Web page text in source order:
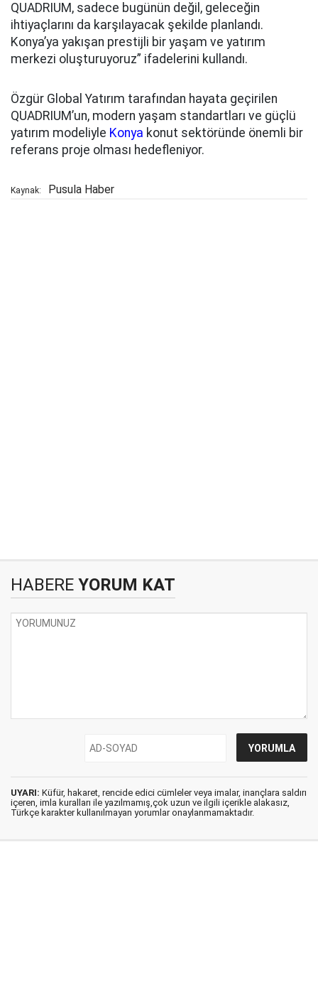
QUADRIUM, sadece bugünün değil, geleceğin
ihtiyaçlarını da karşılayacak şekilde planlandı.
Konya’ya yakışan prestijli bir yaşam ve yatırım
merkezi oluşturuyoruz” ifadelerini kullandı.
Özgür Global Yatırım tarafından hayata geçirilen
QUADRIUM’un, modern yaşam standartları ve güçlü
yatırım modeliyle Konya konut sektöründe önemli bir
referans proje olması hedefleniyor.
Kaynak: Pusula Haber
HABERE YORUM KAT
UYARI: Küfür, hakaret, rencide edici cümleler veya imalar, inançlara saldırı
içeren, imla kuralları ile yazılmamış,çok uzun ve ilgili içerikle alakasız,
Türkçe karakter kullanılmayan yorumlar onaylanmamaktadır.